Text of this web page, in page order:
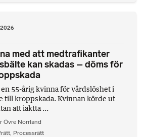
2026
med att medtrafikanter
kan skadas – döms för
55-årig kvinna för vårdslöshet i
till kroppskada. Kvinnan körde ut
att iaktta ...
Övre Norrland
Processrätt